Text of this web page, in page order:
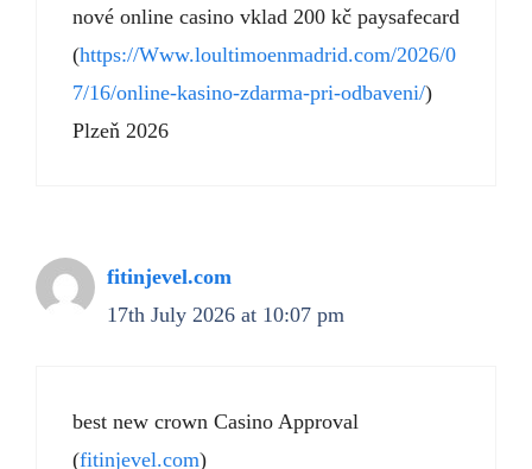
nové online casino vklad 200 kč paysafecard
(https://Www.loultimoenmadrid.com/2026/0
7/16/online-kasino-zdarma-pri-odbaveni/)
Plzeň 2026
fitinjevel.com
17th July 2026 at 10:07 pm
best new crown Casino Approval
(fitinjevel.com)